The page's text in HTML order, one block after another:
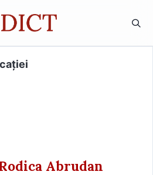
Abrudan